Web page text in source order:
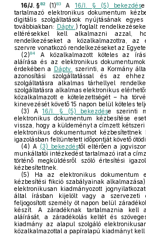
16/J. §82 (1)83 A 16/I. § (5) bekezdés
tartalmazó elektronikus dokumentum
digitális szolgáltatások nyújtásának
továbbiakban: Dáptv. ) foglalt
eltérésekkel kell alkalmazni azzal,
rendelkezéseket a közalkalmazottra, az
szervre vonatkozó rendelkezéseket az
(2)84
A közalkalmazott köteles az
aláírása és az elektronikus
érdekében a Dáptv.
szerinti, a Kormány
azonosítási szolgáltatással és az
szolgáltatásra alkalmas tárhellyel
szolgáltatásra alkalmas elektronikus
közalkalmazott e kötelezettségét – ha
kinevezését követő 15 napon belül köteles
(3) A16/I. § (5) bekezdése szerinti
elektronikus dokumentum kézbesítése
vissza, hogy a küldeményt a címzett
elektronikus dokumentumot
igazolásban feltüntetett időpontját követő
(4) A (3) bekezdéstől eltérően a
munkáltatói intézkedést tartalmazó irat a
történő megküldésről szóló értesítési
kézbesítettnek.
(5) Ha az elektronikus dokumentum
kézbesítési fikció szabályainak
elektronikusan kiadmányozott
által írásban kijelölt vagy a szervezeti
feljogosított személy öt napon belül
készít. A záradéknak tartalmaznia kell
aláírását, a záradékolás keltét és
kiadmány az alapul szolgáló
közalkalmazottal a papíralapú kiadmányt kell